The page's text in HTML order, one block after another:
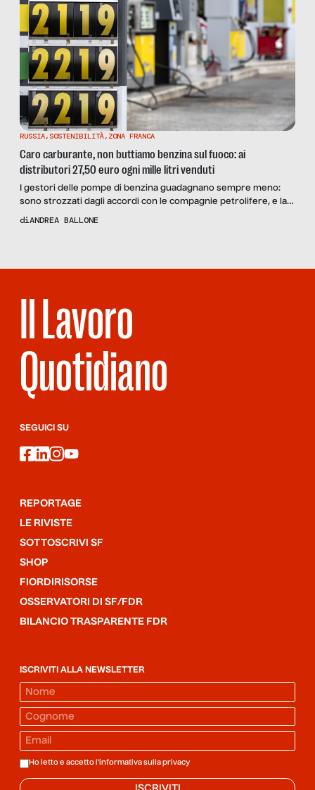
RUSSIA, SOSTENIBILITÀ, ZONA FRANCA
Caro carburante, non buttiamo benzina sul fuoco: ai
distributori 27,50 euro ogni mille litri venduti
I gestori delle pompe di benzina guadagnano sempre meno:
sono strozzati dagli accordi con le compagnie petrolifere, e la
crisi dei carburanti accelera il crollo di una situazione precaria
ANGAC.
diANDREA BALLONE
Il Lavoro
Quotidiano
SEGUICI SU
facebook
linkedin
instagram
youtube
REPORTAGE
LE RIVISTE
SOTTOSCRIVI SF
SHOP
FIORDIRISORSE
OSSERVATORI DI SF/FDR
BILANCIO TRASPARENTE FDR
ISCRIVITI ALLA NEWSLETTER
Ho letto e accetto l'informativa sulla privacy